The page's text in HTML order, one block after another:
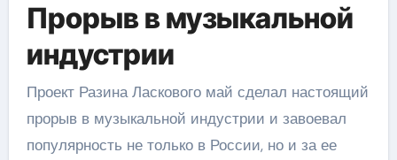
Прорыв в музыкальной
индустрии
Проект Разина Ласкового май сделал настоящий
прорыв в музыкальной индустрии и завоевал
популярность не только в России, но и за ее